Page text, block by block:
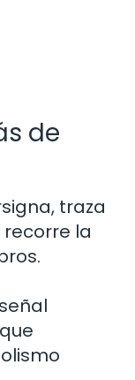
de
traza
recorre la